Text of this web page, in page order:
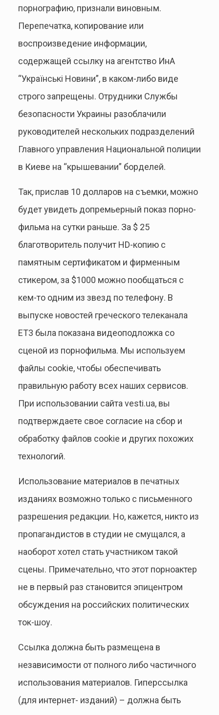
порнографию, признали виновным.
Перепечатка, копирование или
воспроизведение информации,
содержащей ссылку на агентство ИнА
“Українські Новини”, в каком-либо виде
строго запрещены. Отрудники Службы
безопасности Украины разоблачили
руководителей нескольких подразделений
Главного управления Национальной полиции
в Киеве на “крышевании” борделей.
Так, прислав 10 долларов на съемки, можно
будет увидеть допремьерный показ порно-
фильма на сутки раньше. За $ 25
благотворитель получит HD-копию с
памятным сертификатом и фирменным
стикером, за $1000 можно пообщаться с
кем-то одним из звезд по телефону. В
выпуске новостей греческого телеканала
ET3 была показана видеоподложка со
сценой из порнофильма. Мы используем
файлы cookie, чтобы обеспечивать
правильную работу всех наших сервисов.
При использовании сайта vesti.ua, вы
подтверждаете свое согласие на сбор и
обработку файлов cookie и других похожих
технологий.
Использование материалов в печатных
изданиях возможно только с письменного
разрешения редакции. Но, кажется, никто из
пропагандистов в студии не смущался, а
наоборот хотел стать участником такой
сцены. Примечательно, что этот порноактер
не в первый раз становится эпицентром
обсуждения на российских политических
ток-шоу.
Ссылка должна быть размещена в
независимости от полного либо частичного
использования материалов. Гиперссылка
(для интернет- изданий) – должна быть